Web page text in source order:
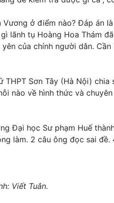
ở điểm nào? Đáp án
lãnh tụ Hoàng Hoa Thám
của chính người dân.
Sơn Tây (Hà Nội)
nào về hình thức và
Đại học Sư phạm Huế
làm. 2 câu ông đọc sai
Viết Tuân.